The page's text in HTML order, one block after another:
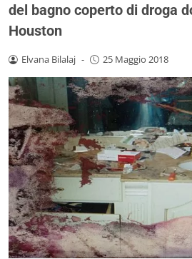
del bagno coperto di droga
Houston
Elvana Bilalaj - 25 Maggio 2018